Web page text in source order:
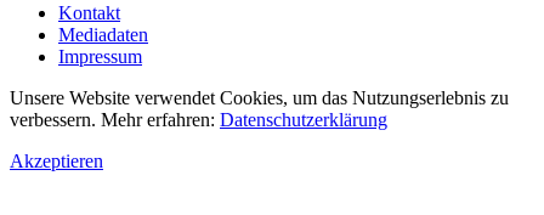
Kontakt
Mediadaten
Impressum
Unsere Website verwendet Cookies, um das Nutzungserlebnis zu
verbessern. Mehr erfahren: Datenschutzerklärung
Akzeptieren